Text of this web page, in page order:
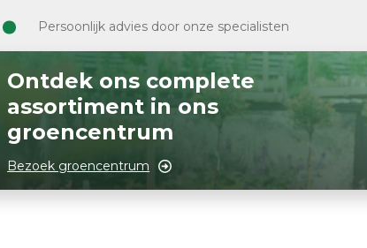
Persoonlijk advies door onze specialisten
Ontdek ons complete
assortiment in ons
groencentrum
Bezoek groencentrum